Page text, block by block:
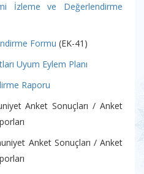
İzleme ve Değerlendirme
Formu (EK-41)
Uyum Eylem Planı
Raporu
Anket Sonuçları / Anket
Anket Sonuçları / Anket